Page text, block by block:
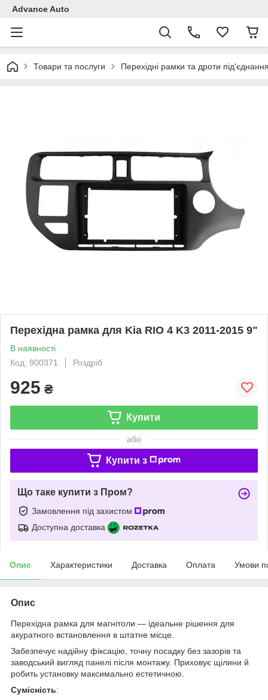
Advance Auto
Товари та послуги Перехідні рамки та дроти
Перехідна рамка для Kia RIO 4 K3 2011-2015 9"
В наявності
Код: 900371
Роздріб
925 ₴
Купити
або
Купити з
Що таке купити з Пром?
Замовлення під захистом
Доступна доставка
Опис Характеристики Доставка Оплата Умови
Опис
Перехідна рамка для магнітоли — ідеальне рішення для
акуратного встановлення в штатне місце.
Забезпечує надійну фіксацію, точну посадку без зазорів та
заводський вигляд панелі після монтажу. Приховує щілини й
робить установку максимально естетичною.
Сумісність: